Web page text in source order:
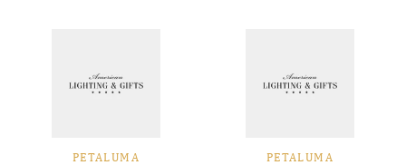
PETALUMA PETALUMA